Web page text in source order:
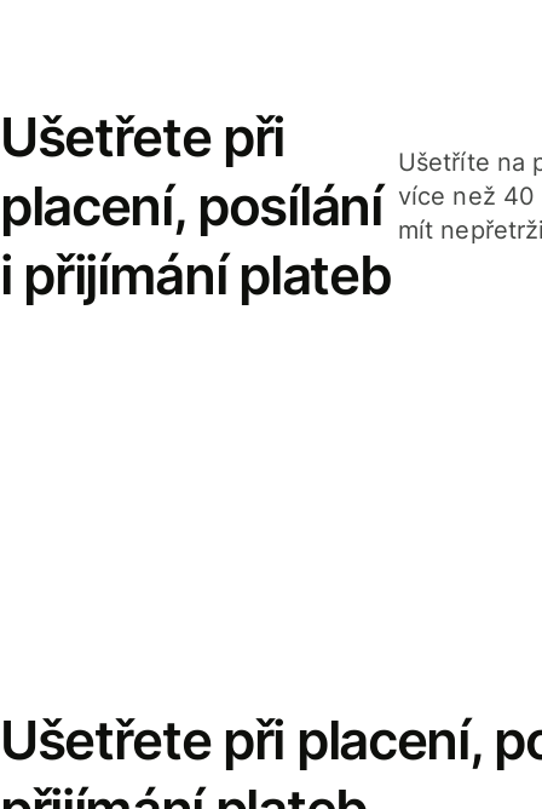
Ušetřete při
placení, posílání
i přijímání plateb
Ušetříte na
více než 40
mít
Ušetřete při placení,